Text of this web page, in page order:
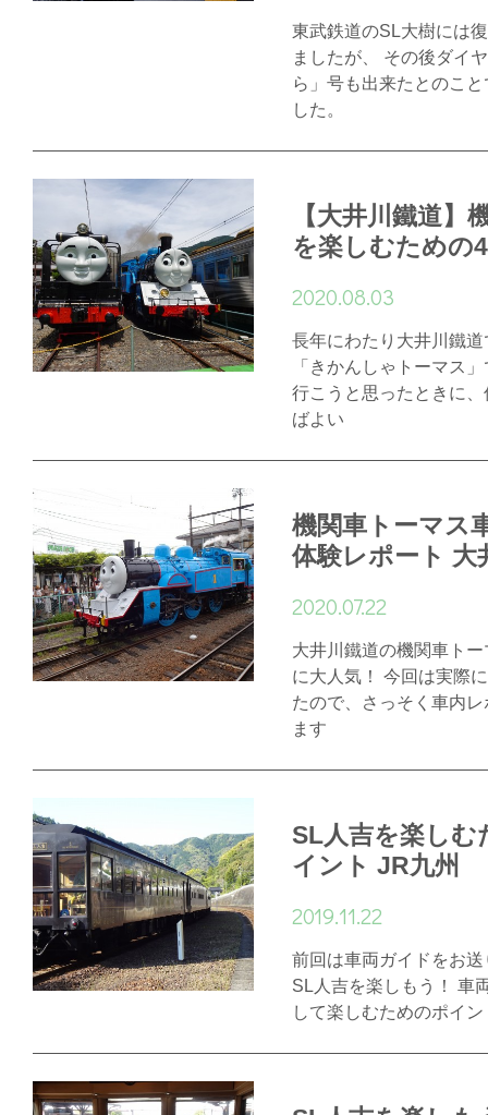
東武鉄道のSL大樹には
ましたが、 その後ダイ
ら」号も出来たとのこ
した。
【大井川鐵道】
を楽しむための
2020.08.03
長年にわたり大井川鐵
「きかんしゃトーマス
行こうと思ったときに
ばよい
機関車トーマス
体験レポート 大
2020.07.22
大井川鐵道の機関車ト
に大人気！ 今回は実際
たので、さっそく車内
ます
SL人吉を楽しむ
イント JR九州
2019.11.22
前回は車両ガイドをお
SL人吉を楽しもう！ 車
して楽しむためのポイ